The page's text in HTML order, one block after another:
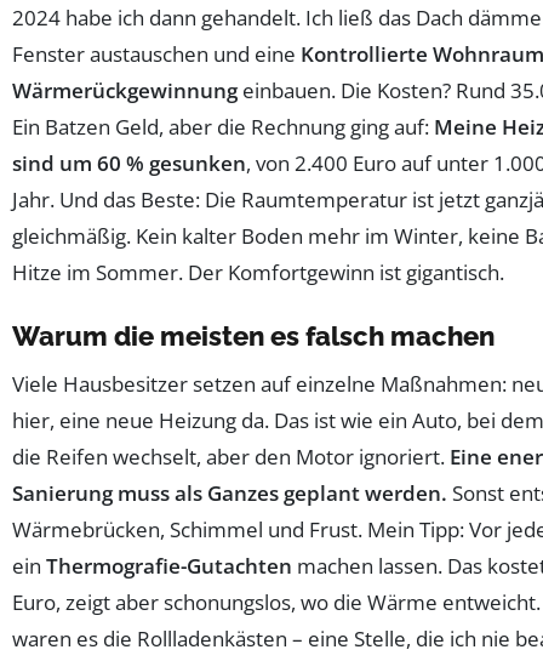
2024 habe ich dann gehandelt. Ich ließ das Dach
Fenster austauschen und eine Kontrollierte
Wärmerückgewinnungeinbauen. Die Kosten? Rund
Ein Batzen Geld, aber die Rechnung ging auf: Meine
sind um 60 % gesunken, von 2.400 Euro auf unter
Jahr. Und das Beste: Die Raumtemperatur ist jetzt
gleichmäßig. Kein kalter Boden mehr im Winter, keine
Hitze im Sommer. Der Komfortgewinn ist gigantisch.
Warum die meisten es falsch machen
Viele Hausbesitzer setzen auf einzelne Maßnahmen:
hier, eine neue Heizung da. Das ist wie ein Auto, bei
die Reifen wechselt, aber den Motor ignoriert. Eine
Sanierung muss als Ganzes geplant werden. Sonst
Wärmebrücken, Schimmel und Frust. Mein Tipp: Vor
ein Thermografie-Gutachten machen lassen. Das
Euro, zeigt aber schonungslos, wo die Wärme
waren es die Rollladenkästen – eine Stelle, die ich nie